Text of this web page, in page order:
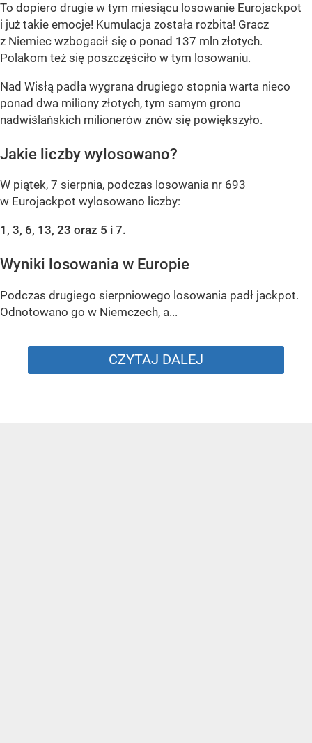
To dopiero drugie w tym miesiącu losowanie Eurojackpot
i już takie emocje! Kumulacja została rozbita! Gracz
z Niemiec wzbogacił się o ponad 137 mln złotych.
Polakom też się poszczęściło w tym losowaniu.
Nad Wisłą padła wygrana drugiego stopnia warta nieco
ponad dwa miliony złotych, tym samym grono
nadwiślańskich milionerów znów się powiększyło.
Jakie liczby wylosowano?
W piątek, 7 sierpnia, podczas losowania nr 693
w Eurojackpot wylosowano liczby:
1, 3, 6, 13, 23 oraz 5 i 7.
Wyniki losowania w Europie
Podczas drugiego sierpniowego losowania padł jackpot.
Odnotowano go w Niemczech, a...
CZYTAJ DALEJ